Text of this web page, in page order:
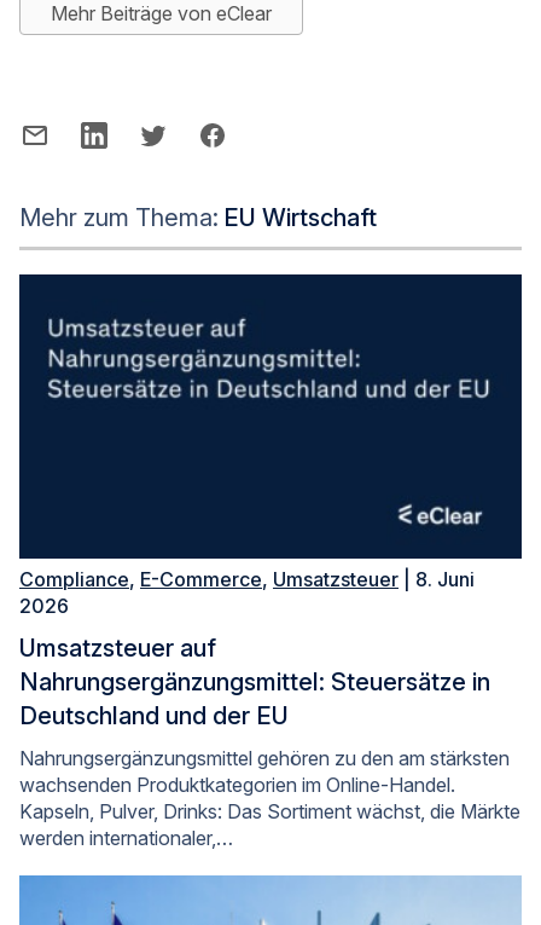
Mehr Beiträge von eClear
Mehr zum Thema: EU Wirtschaft
Compliance, E-Commerce, Umsatzsteuer | 8. Juni
2026
Umsatzsteuer auf
Nahrungsergänzungsmittel: Steuersätze in
Deutschland und der EU
Nahrungsergänzungsmittel gehören zu den am stärksten
wachsenden Produktkategorien im Online-Handel.
Kapseln, Pulver, Drinks: Das Sortiment wächst, die Märkte
werden internationaler,…